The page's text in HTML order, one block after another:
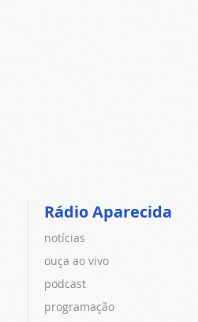
Rádio Aparecida
notícias
ouça ao vivo
podcast
programação